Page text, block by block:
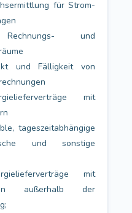
für Strom-
und
und Fälligkeit von
mit
tageszeitabhängige
und sonstige
mit
außerhalb der